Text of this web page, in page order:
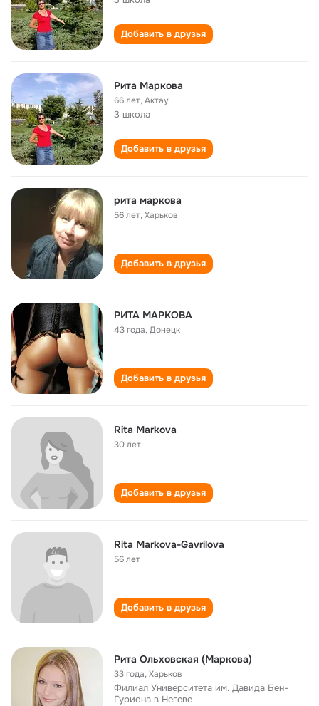
Добавить в друзья
Рита Маркова
66 лет,Актау
3 школа
Добавить в друзья
рита маркова
56 лет,Харьков
Добавить в друзья
РИТА МАРКОВА
43 года,Донецк
Добавить в друзья
Rita Markova
30 лет
Добавить в друзья
Rita Markova-Gavrilova
56 лет
Добавить в друзья
Рита Ольховская (Маркова)
33 года,Харьков
Филиал Университета им. Давида Бен-
Гуриона в Негеве